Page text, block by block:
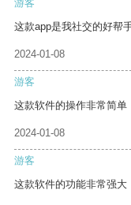
游客
这款app是我社交的好帮
2024-01-08
游客
这款软件的操作非常简单
2024-01-08
游客
这款软件的功能非常强大